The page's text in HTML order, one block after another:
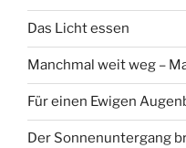
Das Licht essen
Manchmal weit weg –
Für einen Ewigen
Der Sonnenuntergang